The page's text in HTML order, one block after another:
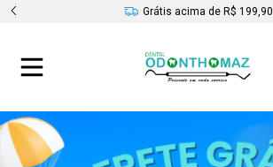
Grátis acima de R$ 199,90